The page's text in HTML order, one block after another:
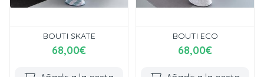
BOUTI SKATE
68,00€
BOUTI ECO
68,00€